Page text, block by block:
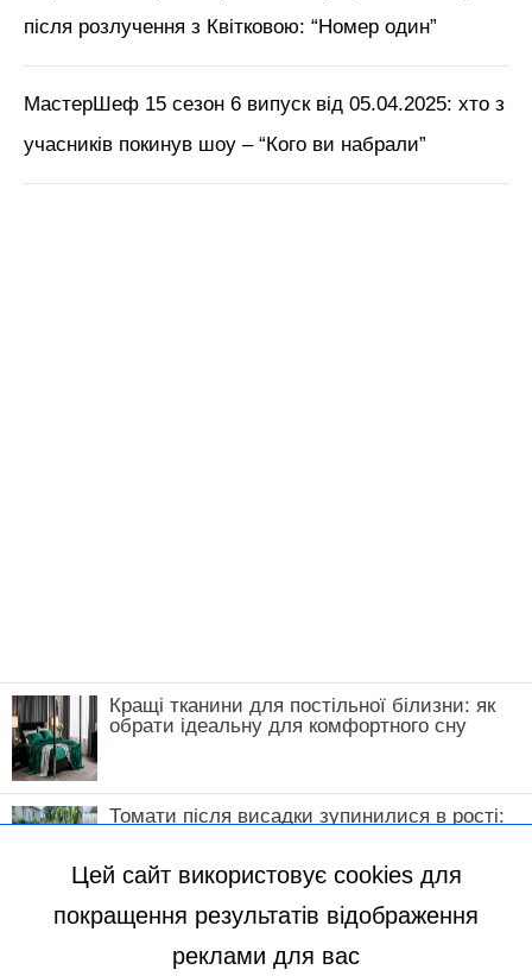
після розлучення з Квітковою: “Номер один”
МастерШеф 15 сезон 6 випуск від 05.04.2025: хто з
учасників покинув шоу – “Кого ви набрали”
Кращі тканини для постільної білизни: як
обрати ідеальну для комфортного сну
Томати після висадки зупинилися в рості:
Цей сайт використовує cookies для
покращення результатів відображення
реклами для вас